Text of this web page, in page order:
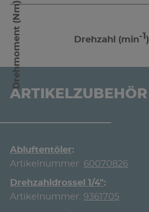
Drehmoment (Nm) Drehzahl (min-1 )
ARTIKELZUBEHÖR
Abluftentöler
Artikelnummer: 60070826
Drehzahldrossel 1/4"
Artikelnummer: 9361705